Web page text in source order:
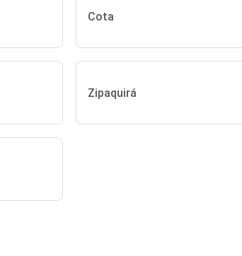
Cota
Zipaquirá